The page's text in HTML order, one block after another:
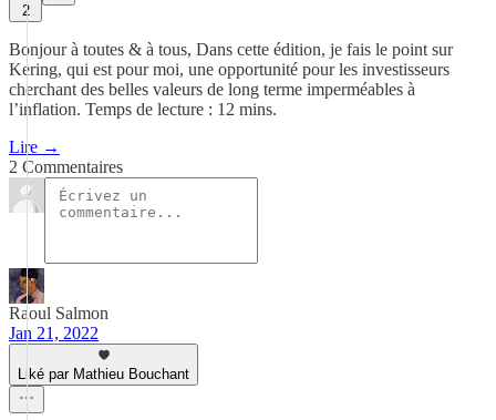
2
Bonjour à toutes & à tous, Dans cette édition, je fais le point sur
Kering, qui est pour moi, une opportunité pour les investisseurs
cherchant des belles valeurs de long terme imperméables à
l’inflation. Temps de lecture : 12 mins.
Lire →
2 Commentaires
Raoul Salmon
Jan 21, 2022
Liké par Mathieu Bouchant